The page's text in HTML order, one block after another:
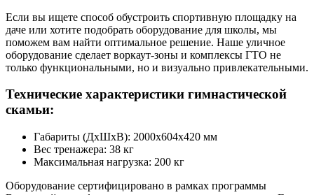
Если вы ищете способ обустроить спортивную площадку на
даче или хотите подобрать оборудование для школы, мы
поможем вам найти оптимальное решение. Наше уличное
оборудование сделает воркаут-зоны и комплексы ГТО не
только функциональными, но и визуально привлекательными.
Технические характеристики гимнастической
скамьи:
Габариты (ДхШхВ): 2000х604х420 мм
Вес тренажера: 38 кг
Максимальная нагрузка: 200 кг
Оборудование сертифицировано в рамках программы